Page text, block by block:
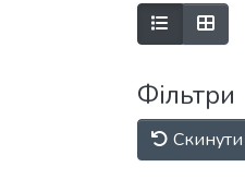
Фільтри